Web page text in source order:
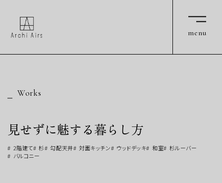
menu
menu
Works
見せずに魅する暮らし方
2階建て 杉 勾配天井 対面キッチン ウッドデッキ 和室
杉ルーバー
バルコニー